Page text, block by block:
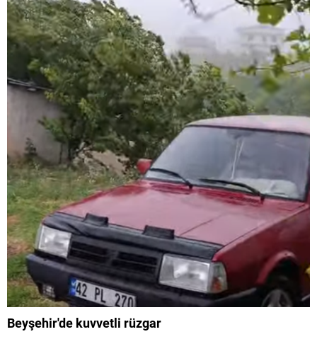
Beyşehir'de kuvvetli rüzgar